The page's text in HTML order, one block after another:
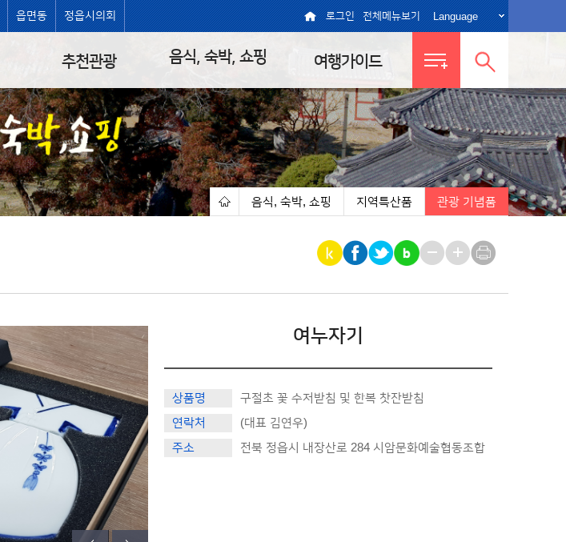
읍면동 정읍시의회 로그인 전체메뉴보기 Language
추천관광 음식, 숙박, 쇼핑 여행가이드
전체메뉴
보기
통합검색
열기
음식, 숙박, 쇼핑 지역특산품 관광 기념품
여누자기
상품명
구절초 꽃 수저받침 및 한복 찻잔받침
연락처
(대표 김연우)
주소
전북 정읍시 내장산로 284 시암문화예술협동조합